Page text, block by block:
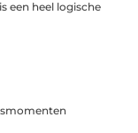
een heel logische